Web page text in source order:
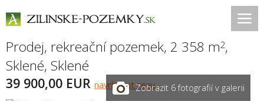
Prodej, rekreační pozemek, 2 358 m2,
Sklené, Sklené
39 900,00 EUR navrhnout cenuZobrazit 6 fotografií v galerii